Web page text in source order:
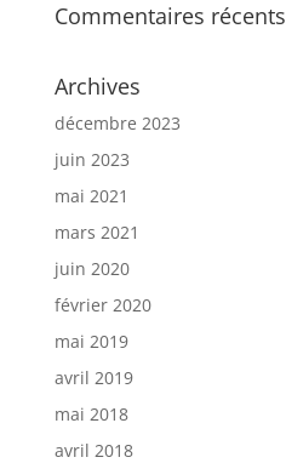
Commentaires récents
Archives
décembre 2023
juin 2023
mai 2021
mars 2021
juin 2020
février 2020
mai 2019
avril 2019
mai 2018
avril 2018